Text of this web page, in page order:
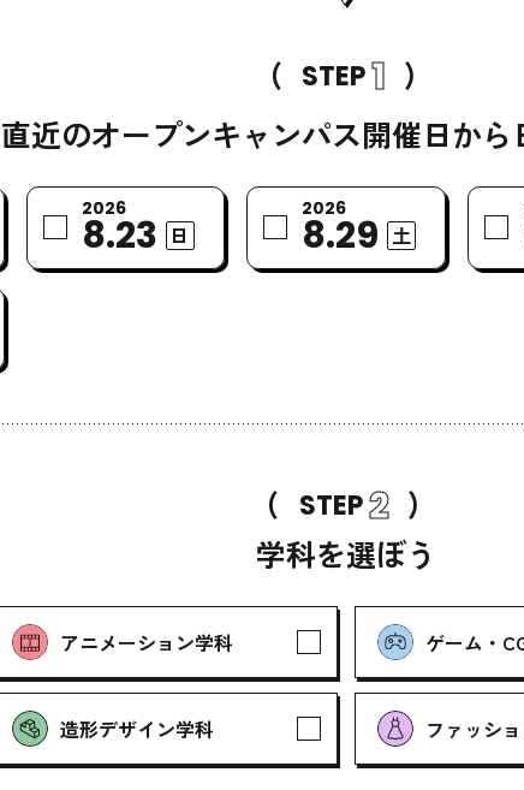
( STEP1 )
直近のオープンキャンパス開催日から
2026
8.23 日
2026
8.29 土
( STEP2 )
学科を選ぼう
アニメーション学科 ゲーム・
造形デザイン学科 ファッシ